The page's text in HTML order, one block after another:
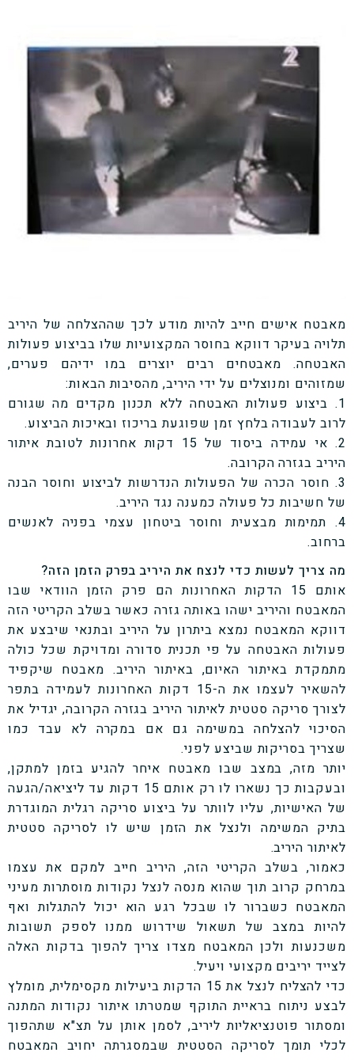
מאבטח אישים חייב להיות מודע לכך שההצלחה של היריב
תלויה בעיקר דווקא בחוסר המקצועיות שלו בביצוע פעולות
האבטחה. מאבטחים רבים יוצרים במו ידיהם פערים,
שמזוהים ומנוצלים על ידי היריב, מהסיבות הבאות:
1. ביצוע פעולות האבטחה ללא תכנון מקדים מה שגורם
לרוב לעבודה בלחץ זמן שפוגעת בריכוז ובאיכות הביצוע.
2. אי עמידה ביסוד של 15 דקות אחרונות לטובת איתור
היריב בגזרה הקרובה.
3. חוסר הכרה של הפעולות הנדרשות לביצוע וחוסר הבנה
של חשיבות כל פעולה כמענה נגד היריב.
4. תמימות מבצעית וחוסר ביטחון עצמי בפניה לאנשים
ברחוב.
מה צריך לעשות כדי לנצח את היריב בפרק הזמן הזה?
אותם 15 הדקות האחרונות הם פרק הזמן הוודאי שבו
המאבטח והיריב ישהו באותה גזרה כאשר בשלב הקריטי הזה
דווקא המאבטח נמצא ביתרון על היריב ובתנאי שיבצע את
פעולות האבטחה על פי תכנית סדורה ומדויקת שכל כולה
מתמקדת באיתור האיום, באיתור היריב. מאבטח שיקפיד
להשאיר לעצמו את ה-15 דקות האחרונות לעמידה בתפר
לצורך סריקה סטטית לאיתור היריב בגזרה הקרובה, יגדיל את
הסיכוי להצלחה במשימה גם אם במקרה לא עבד כמו
שצריך בסריקות שביצע לפני.
יותר מזה, במצב שבו מאבטח איחר להגיע בזמן למתקן,
ובעקבות כך נשארו לו רק אותם 15 דקות עד ליציאה/הגעה
של האישיות, עליו לוותר על ביצוע סריקה רגלית המוגדרת
בתיק המשימה ולנצל את הזמן שיש לו לסריקה סטטית
לאיתור היריב.
כאמור, בשלב הקריטי הזה, היריב חייב למקם את עצמו
במרחק קרוב תוך שהוא מנסה לנצל נקודות מוסתרות מעיני
המאבטח כשברור לו שבכל רגע הוא יכול להתגלות ואף
להיות במצב של תשאול שידרוש ממנו לספק תשובות
משכנעות ולכן המאבטח מצדו צריך להפוך בדקות האלה
לצייד יריבים מקצועי ויעיל.
כדי להצליח לנצל את 15 הדקות ביעילות מקסימלית, מומלץ
לבצע ניתוח בראיית התוקף שמטרתו איתור נקודות המתנה
ומסתור פוטנציאליות ליריב, לסמן אותן על תצ"א שתהפוך
לכלי תומך לסריקה הסטטית שבמסגרתה יחויב המאבטח